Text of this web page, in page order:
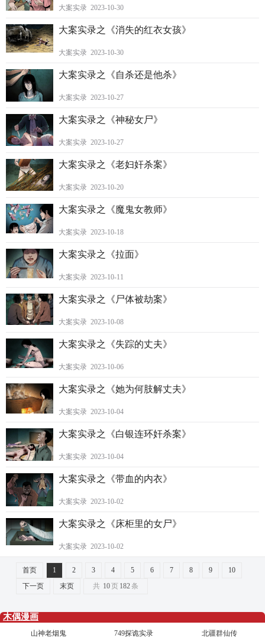
大案实录 2023-10-30
大案实录之《消失的红衣女孩》
大案实录 2023-10-30
大案实录之《自杀还是他杀》
大案实录 2023-10-27
大案实录之《神秘女尸》
大案实录 2023-10-27
大案实录之《老妇奸杀案》
大案实录 2023-10-20
大案实录之《魔鬼女教师》
大案实录 2023-10-18
大案实录之《拉面》
大案实录 2023-10-11
大案实录之《尸体被劫案》
大案实录 2023-10-08
大案实录之《失踪的丈夫》
大案实录 2023-10-06
大案实录之《她为何肢解丈夫》
大案实录 2023-10-04
大案实录之《白银连环奸杀案》
大案实录 2023-10-04
大案实录之《带血的内衣》
大案实录 2023-10-02
大案实录之《床柜里的女尸》
大案实录 2023-10-02
首页 1 2 3 4 5 6 7 8 9
10
下一页
末页 共 10页 182条
木偶漫画
北疆群仙传
749探诡实录
山神老烟鬼